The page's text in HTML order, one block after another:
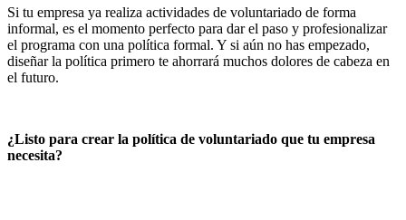
Si tu empresa ya realiza actividades de voluntariado de forma
informal, es el momento perfecto para dar el paso y profesionalizar
el programa con una política formal. Y si aún no has empezado,
diseñar la política primero te ahorrará muchos dolores de cabeza en
el futuro.
¿Listo para crear la política de voluntariado que tu empresa
necesita?